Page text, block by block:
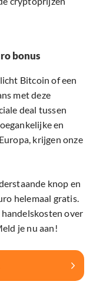
bonus
Bitcoin of een
met deze
deal tussen
en
krijgen onze
knop en
helemaal gratis.
over
je nu aan!